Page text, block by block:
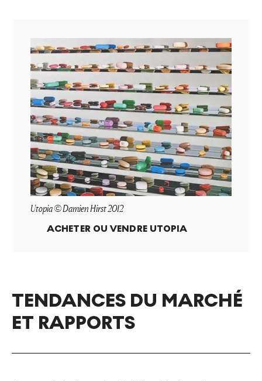
Utopia © Damien Hirst 2012
ACHETER OU VENDRE UTOPIA
TENDANCES DU MARCHÉ
ET RAPPORTS